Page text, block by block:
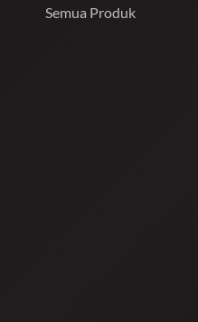
Semua Produk